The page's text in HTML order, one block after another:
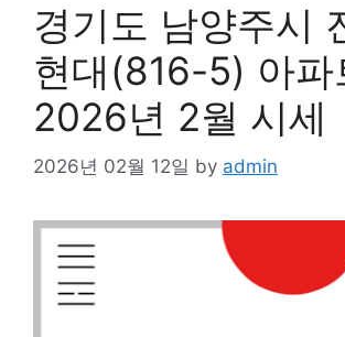
경기도 남양주시
현대(816-5) 아파
2026년 2월 시세
2026년 02월 12일 by admin